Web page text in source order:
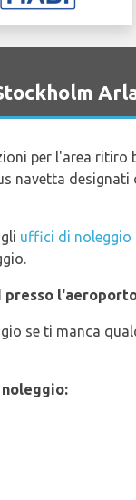
per l'area
navetta designati
uffici di noleggio
se ti manca